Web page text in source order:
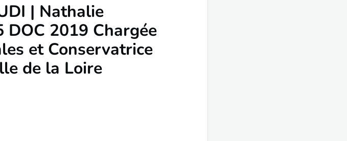
| Nathalie
DOC 2019 Chargée
et Conservatrice
de la Loire